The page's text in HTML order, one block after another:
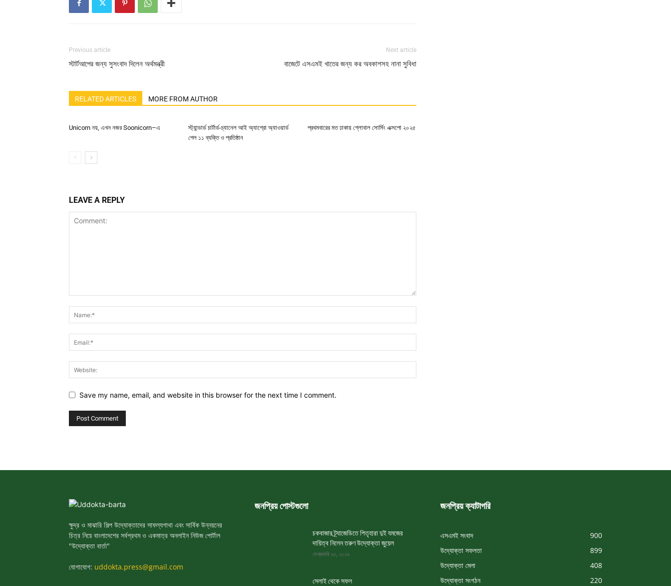
Previous article
স্টার্টআপের জন্য সুসংবাদ দিলেন অর্থমন্ত্রী
Next article
বাজেটে এসএমই খাতের জন্য কর অবকাশসহ নানা সুবিধা
RELATED ARTICLES MORE FROM AUTHOR
Unicorn নয়, এখন নজর Soonicorn–এ
স্ট্যান্ডার্ড চার্টার্ড-চ্যানেল আই অ্যাগ্রো অ্যাওয়ার্ড
পেল ১১ ব্যক্তি ও প্রতিষ্ঠান
প্রথমবারের মত ঢাকায় গ্লোবাল সোর্সিং এক্সপো ২০২৫
LEAVE A REPLY
Save my name, email, and website in this browser for the next time I comment.
ক্ষুদ্র ও মাঝারি শিল্প উদ্যোক্তাদের সাফল্যগাথা এবং সার্বিক উন্নয়নের
চিত্র নিয়ে বাংলাদেশের সর্বপ্রথম ও একমাত্র অনলাইন নিউজ পোর্টাল
"উদ্যোক্তা বার্তা"
যোগাযোগ: uddokta.press@gmail.com
জনপ্রিয় পোস্টগুলো
চকবাজার ট্র্যাজেডিতে পিতৃহারা দুই যমজের
দায়িত্ব নিলেন তরুণ উদ্যোক্তা জুয়েল
ফেব্রুয়ারি ২৩, ২০১৯
সেলাই থেকে সফল
জনপ্রিয় ক্যাটাগরি
এসএমই সংবাদ
900
উদ্যোক্তা সফলতা
899
উদ্যোক্তা মেলা
408
উদ্যোক্তা সংগঠন
220